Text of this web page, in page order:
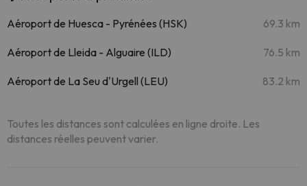
Aéroport de Huesca - Pyrénées (HSK) 69.3 km
Aéroport de Lleida - Alguaire (ILD) 76.5 km
Aéroport de La Seu d'Urgell (LEU) 83.2 km
Toutes les distances sont calculées en ligne droite. Les
distances réelles peuvent varier.